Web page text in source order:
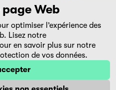
les salles de cinéma,
et sur la plateforme de
Web
optimiser l’expérience des
Lisez notre
en savoir plus sur notre
de vos données.